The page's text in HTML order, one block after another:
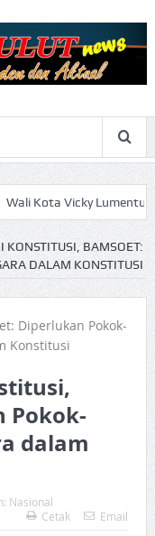
Lumentut Serahkan
KONSTITUSI, BAMSOET:
DALAM KONSTITUSI
Pokok-
dalam
Nasional
Cetak Email